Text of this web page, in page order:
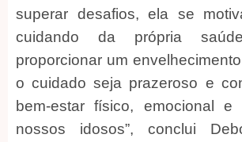
superar desafios, ela se
cuidando da própria
proporcionar um
o cuidado seja prazeroso e
bem-estar físico, emocional e
nossos idosos”, conclui